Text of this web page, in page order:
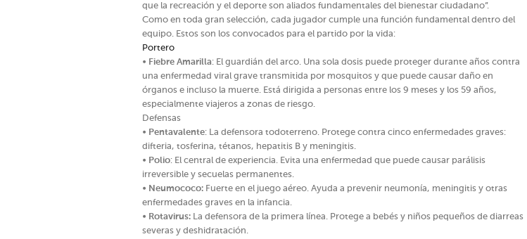
que la recreación y el deporte son aliados fundamentales del bienestar ciudadano”.
Como en toda gran selección, cada jugador cumple una función fundamental dentro del
equipo. Estos son los convocados para el partido por la vida:
Portero
• Fiebre Amarilla: El guardián del arco. Una sola dosis puede proteger durante años contra
una enfermedad viral grave transmitida por mosquitos y que puede causar daño en
órganos e incluso la muerte. Está dirigida a personas entre los 9 meses y los 59 años,
especialmente viajeros a zonas de riesgo.
Defensas
• Pentavalente: La defensora todoterreno. Protege contra cinco enfermedades graves:
difteria, tosferina, tétanos, hepatitis B y meningitis.
• Polio: El central de experiencia. Evita una enfermedad que puede causar parálisis
irreversible y secuelas permanentes.
• Neumococo: Fuerte en el juego aéreo. Ayuda a prevenir neumonía, meningitis y otras
enfermedades graves en la infancia.
• Rotavirus: La defensora de la primera línea. Protege a bebés y niños pequeños de diarreas
severas y deshidratación.